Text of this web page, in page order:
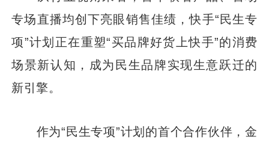
专场直播均创下亮眼销售佳绩，快手“民生专
项”计划正在重塑“买品牌好货上快手”的消费
场景新认知，成为民生品牌实现生意跃迁的
新引擎。
作为“民生专项”计划的首个合作伙伴，金